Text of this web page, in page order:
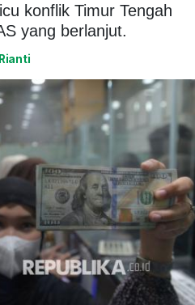
konflik Timur Tengah
yang berlanjut.